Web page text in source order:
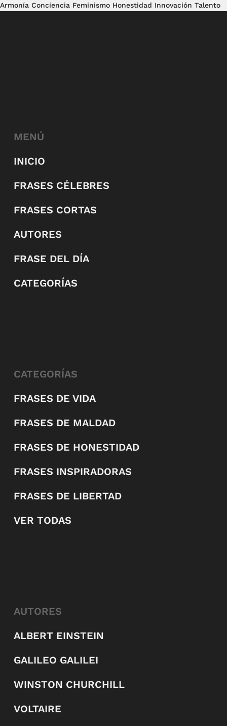
Armonía Conciencia Feminismo Honestidad Innovación Talento
MENÚ
INICIO
FRASES CÉLEBRES
FRASES CORTAS
AUTORES
FRASE DEL DÍA
CATEGORÍAS
CATEGORÍAS
FRASES DE VIDA
FRASES DE MALDAD
FRASES DE HONESTIDAD
FRASES INSPIRADORAS
FRASES DE LIBERTAD
VER TODAS
AUTORES
ALBERT EINSTEIN
GALILEO GALILEI
WINSTON CHURCHILL
VOLTAIRE